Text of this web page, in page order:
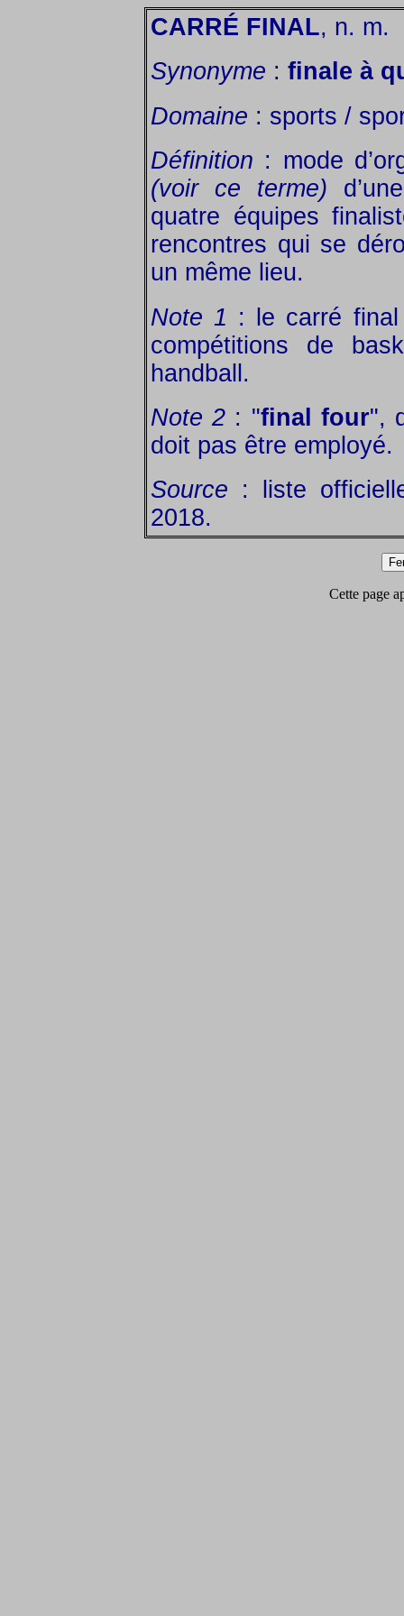
CARRÉ FINAL, n. m.
Synonyme : finale à
Domaine : sports /
Définition : mode
(voir ce terme)
quatre équipes
rencontres qui se
un même lieu.
Note 1 : le carré
compétitions de
handball.
Note 2 : "final four",
doit pas être employé.
Source : liste
2018.
Cette page